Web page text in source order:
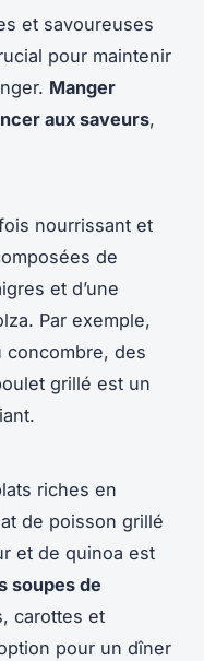
et savoureuses
pour maintenir
Manger
aux saveurs,
nourrissant et
de
et d’une
Par exemple,
concombre, des
grillé est un
riches en
de poisson grillé
et de quinoa est
soupes de
carottes et
pour un dîner